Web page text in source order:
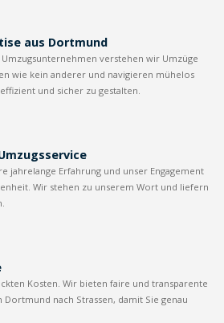
aus Dortmund
Umzugsunternehmen verstehen wir Umzüge
wie kein anderer und navigieren mühelos
und sicher zu gestalten.
jahrelange Erfahrung und unser Engagement
Wir stehen zu unserem Wort und liefern
Kosten. Wir bieten faire und transparente
nach Strassen, damit Sie genau